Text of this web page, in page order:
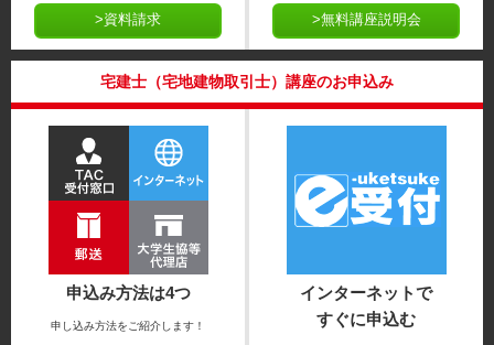
>資料請求 >無料講座説明会
宅建士（宅地建物取引士）講座のお申込み
申込み方法は4つ
申し込み方法をご紹介します！
インターネットで
すぐに申込む